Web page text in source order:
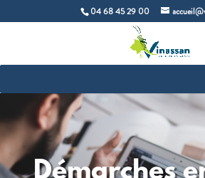
04 68 45 29 00